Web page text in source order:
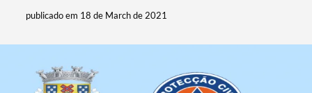
publicado em 18 de March de 2021